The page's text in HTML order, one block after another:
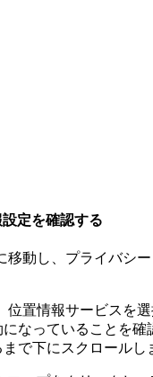
定を確認する
移動し、プライバシ
位置情報サービスを
なっていることを確
で下にスクロールし